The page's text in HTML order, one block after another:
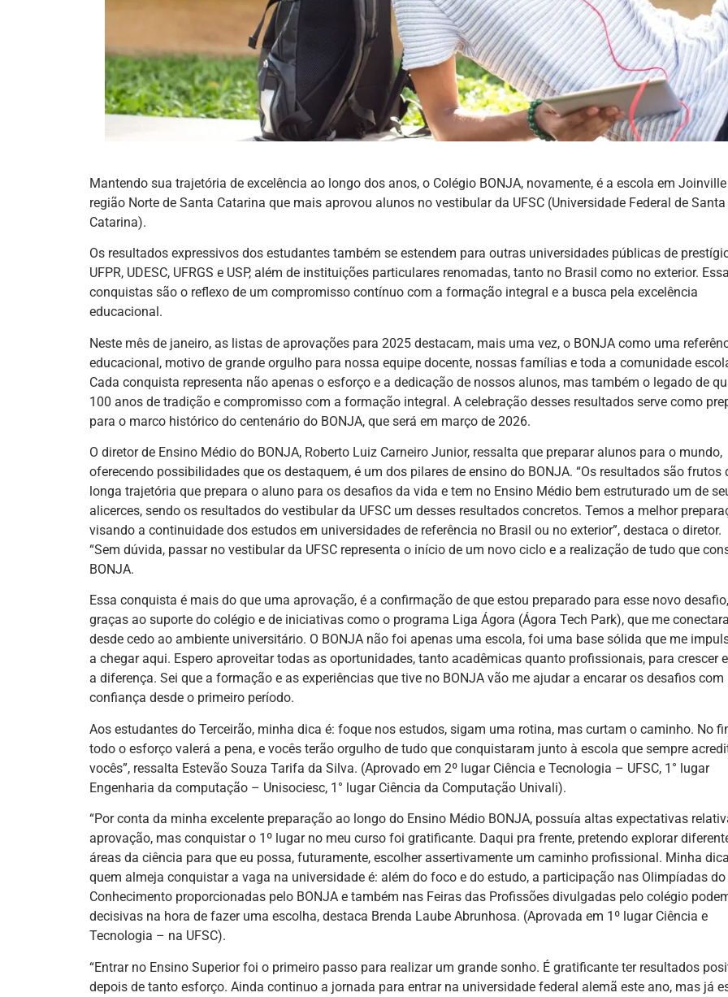
Mantendo sua trajetória de excelência ao longo dos anos, o Colégio BONJA, novamente, é a escola em
região Norte de Santa Catarina que mais aprovou alunos no vestibular da UFSC (Universidade Federal de Santa
Catarina).
Os resultados expressivos dos estudantes também se estendem para outras universidades públicas de
UFPR, UDESC, UFRGS e USP, além de instituições particulares renomadas, tanto no Brasil como no exterior.
conquistas são o reflexo de um compromisso contínuo com a formação integral e a busca pela excelência
educacional.
Neste mês de janeiro, as listas de aprovações para 2025 destacam, mais uma vez, o BONJA como uma
educacional, motivo de grande orgulho para nossa equipe docente, nossas famílias e toda a comunidade
Cada conquista representa não apenas o esforço e a dedicação de nossos alunos, mas também o legado de
100 anos de tradição e compromisso com a formação integral. A celebração desses resultados serve como
para o marco histórico do centenário do BONJA, que será em março de 2026.
O diretor de Ensino Médio do BONJA, Roberto Luiz Carneiro Junior, ressalta que preparar alunos para o mundo,
oferecendo possibilidades que os destaquem, é um dos pilares de ensino do BONJA. “Os resultados são frutos
longa trajetória que prepara o aluno para os desafios da vida e tem no Ensino Médio bem estruturado um de
alicerces, sendo os resultados do vestibular da UFSC um desses resultados concretos. Temos a melhor
visando a continuidade dos estudos em universidades de referência no Brasil ou no exterior”, destaca o diretor.
“Sem dúvida, passar no vestibular da UFSC representa o início de um novo ciclo e a realização de tudo que
BONJA.
Essa conquista é mais do que uma aprovação, é a confirmação de que estou preparado para esse novo desafio,
graças ao suporte do colégio e de iniciativas como o programa Liga Ágora (Ágora Tech Park), que me
desde cedo ao ambiente universitário. O BONJA não foi apenas uma escola, foi uma base sólida que me
a chegar aqui. Espero aproveitar todas as oportunidades, tanto acadêmicas quanto profissionais, para crescer
a diferença. Sei que a formação e as experiências que tive no BONJA vão me ajudar a encarar os desafios com
confiança desde o primeiro período.
Aos estudantes do Terceirão, minha dica é: foque nos estudos, sigam uma rotina, mas curtam o caminho. No
todo o esforço valerá a pena, e vocês terão orgulho de tudo que conquistaram junto à escola que sempre
vocês”, ressalta Estevão Souza Tarifa da Silva. (Aprovado em 2º lugar Ciência e Tecnologia – UFSC, 1° lugar
Engenharia da computação – Unisociesc, 1° lugar Ciência da Computação Univali).
“Por conta da minha excelente preparação ao longo do Ensino Médio BONJA, possuía altas expectativas
aprovação, mas conquistar o 1º lugar no meu curso foi gratificante. Daqui pra frente, pretendo explorar
áreas da ciência para que eu possa, futuramente, escolher assertivamente um caminho profissional. Minha
quem almeja conquistar a vaga na universidade é: além do foco e do estudo, a participação nas Olimpíadas do
Conhecimento proporcionadas pelo BONJA e também nas Feiras das Profissões divulgadas pelo colégio
decisivas na hora de fazer uma escolha, destaca Brenda Laube Abrunhosa. (Aprovada em 1º lugar Ciência e
Tecnologia – na UFSC).
“Entrar no Ensino Superior foi o primeiro passo para realizar um grande sonho. É gratificante ter resultados
depois de tanto esforço. Ainda continuo a jornada para entrar na universidade federal alemã este ano, mas já